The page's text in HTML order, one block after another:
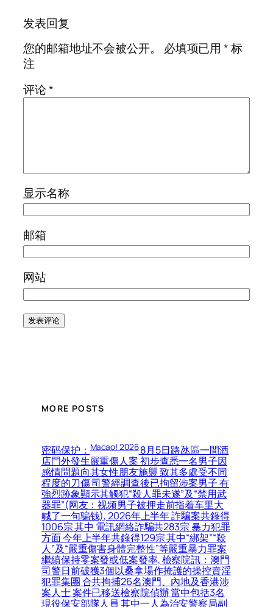
发表回复
您的邮箱地址不会被公开。
必填项已用*标
注
评论*
显示名称
邮箱
网站
MORE POSTS
密码保护：Macao! 20268月5日路氹區一間酒
店門外發生嚴重傷人案 初步查悉一名男子因
感情問題向其女性朋友施襲 致其多處受不同
程度的刀傷 司警經調查後已拘留涉案男子 有
強烈跡象顯示其觸犯“殺人罪未遂”及“禁用武
器罪”(网友：视频男子被押走前指着车里大
喊了一句骗钱), 2026年上半年 詐騙案共錄得
1006宗 其中 電訊網絡詐騙共283宗 暴力犯罪
方面 今年上半年共錄得129宗 其中“綁架”“殺
人”及“嚴重傷害身體完整性”等嚴重暴力罪案
繼續保持零案發或低案發率, 檢察院訊：澳門
司警日前破獲3個以桑拿場作掩護的操控賣淫
犯罪集團 合共拘捕26名澳門、內地及香港涉
案人士 案件已移送檢察院偵辦 當中包括3名
現役保安部隊人員 其中一人為治安警察局副